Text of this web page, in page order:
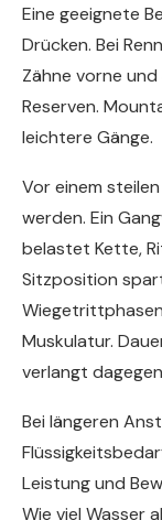
Eine geeignete
Drücken. Bei
Zähne vorne
Reserven.
leichtere Gänge.
Vor einem
werden. Ein
belastet Kette,
Sitzposition
Muskulatur.
verlangt
Bei längeren
Leistung und
Wie viel Wasser